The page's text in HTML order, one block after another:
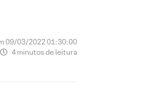
09/03/2022 01:30:00
4 minutos de leitura